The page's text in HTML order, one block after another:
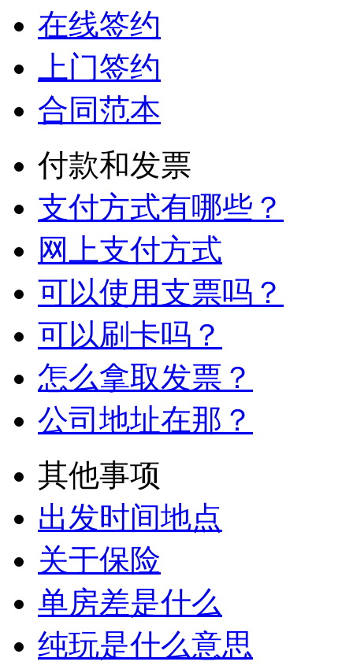
在线签约
上门签约
合同范本
付款和发票
支付方式有哪些？
网上支付方式
可以使用支票吗？
可以刷卡吗？
怎么拿取发票？
公司地址在那？
其他事项
出发时间地点
关于保险
单房差是什么
纯玩是什么意思